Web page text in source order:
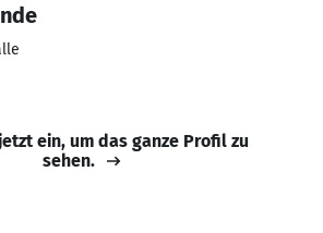
ein, um das ganze Profil zu
sehen.